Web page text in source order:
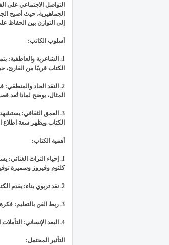
التواصل الاجتماعي على
الجماهيرية، حيث أصبح
إلى التوازن بين الحفاظ
أسلوب الكاتب:
1. الشاعرية والعاطفية:
الكتاب قريبًا من
2. النقد الحاد
المثال، يوضح لماذا تُعد
3. العمق الثقافي:
الكتاب ويظهر سعة اطلاع
أهمية الكتاب:
1. إحياء التراث الغنائي:
كلثوم وفيروز وسميرة
2. نقد تربوي بناء: يقدم الكتاب رؤية نقدية للمناهج التعليمية، مما يجعله مرجعًا لصانعي السياسات التربوية.
3. ربط الفن بالتعليم: فكرة استخدام الأغاني في التعليم تُعد إضافة مبتكرة، يمكن أن تُلهم تطوير المناهج.
4. البعد الإنساني: التأملات الشخصية حول التجربة الشخصية للكاتب تجعل الكتاب عملاً إنسانيًا يربط بين الفن والحياة.
التأثير المحتمل: